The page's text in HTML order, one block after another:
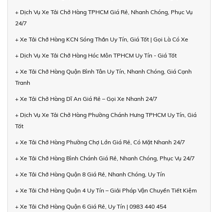
+ Dịch Vụ Xe Tải Chở Hàng TPHCM Giá Rẻ, Nhanh Chóng, Phục Vụ
24/7
+ Xe Tải Chở Hàng KCN Sóng Thần Uy Tín, Giá Tốt | Gọi Là Có Xe
+ Dịch Vụ Xe Tải Chở Hàng Hóc Môn TPHCM Uy Tín - Giá Tốt
+ Xe Tải Chở Hàng Quận Bình Tân Uy Tín, Nhanh Chóng, Giá Cạnh
Tranh
+ Xe Tải Chở Hàng Dĩ An Giá Rẻ – Gọi Xe Nhanh 24/7
+ Dịch Vụ Xe Tải Chở Hàng Phường Chánh Hưng TPHCM Uy Tín, Giá
Tốt
+ Xe Tải Chở Hàng Phường Chợ Lớn Giá Rẻ, Có Mặt Nhanh 24/7
+ Xe Tải Chở Hàng Bình Chánh Giá Rẻ, Nhanh Chóng, Phục Vụ 24/7
+ Xe Tải Chở Hàng Quận 8 Giá Rẻ, Nhanh Chóng, Uy Tín
+ Xe Tải Chở Hàng Quận 4 Uy Tín – Giải Pháp Vận Chuyển Tiết Kiệm
+ Xe Tải Chở Hàng Quận 6 Giá Rẻ, Uy Tín | 0983 440 454